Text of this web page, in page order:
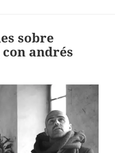
sobre
andrés